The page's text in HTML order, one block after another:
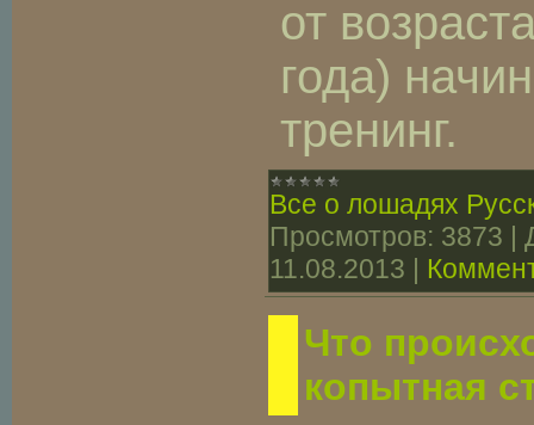
от
года)
тренинг.
Все о лошадях
Просмотров: 3873 |
11.08.2013 |
Что
копытная